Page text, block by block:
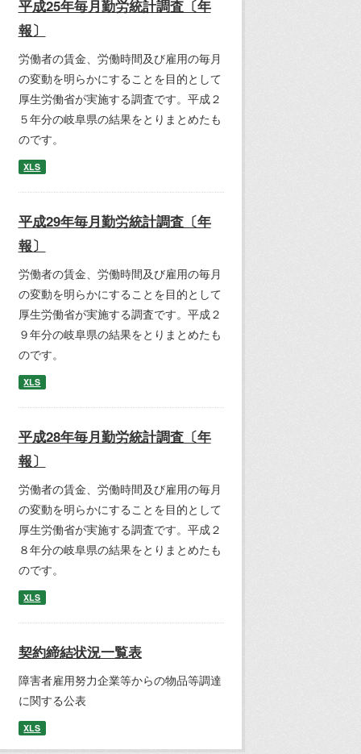
平成25年毎月勤労統計調査〔年
報〕
労働者の賃金、労働時間及び雇用の毎月
の変動を明らかにすることを目的として
厚生労働省が実施する調査です。平成２
５年分の岐阜県の結果をとりまとめたも
のです。
XLS
平成29年毎月勤労統計調査〔年
報〕
労働者の賃金、労働時間及び雇用の毎月
の変動を明らかにすることを目的として
厚生労働省が実施する調査です。平成２
９年分の岐阜県の結果をとりまとめたも
のです。
XLS
平成28年毎月勤労統計調査〔年
報〕
労働者の賃金、労働時間及び雇用の毎月
の変動を明らかにすることを目的として
厚生労働省が実施する調査です。平成２
８年分の岐阜県の結果をとりまとめたも
のです。
XLS
契約締結状況一覧表
障害者雇用努力企業等からの物品等調達
に関する公表
XLS